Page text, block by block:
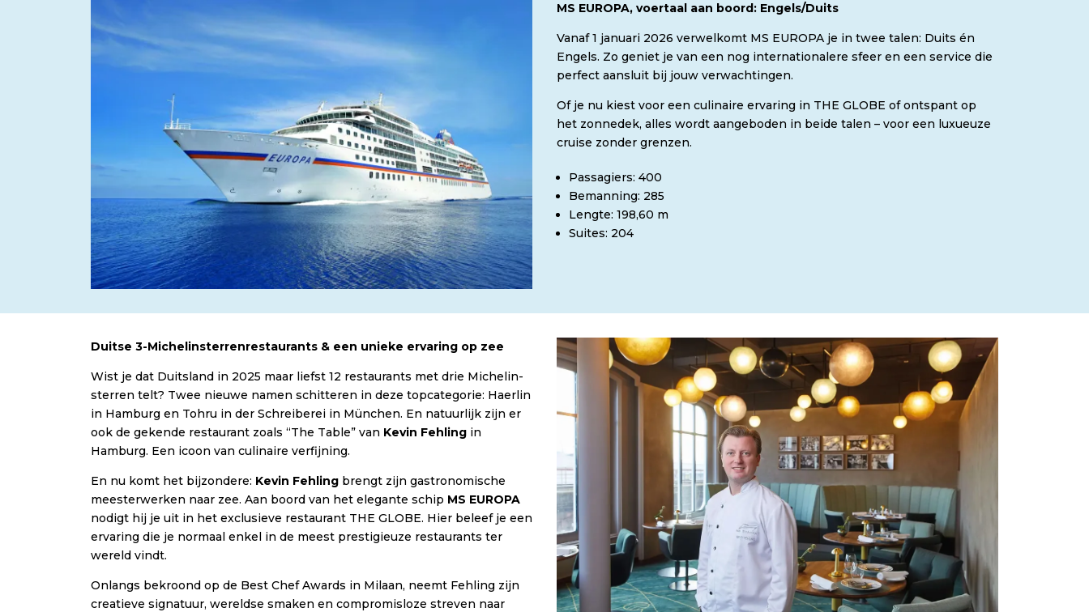
MS EUROPA, voertaal aan boord: Engels/Duits
Vanaf 1 januari 2026 verwelkomt MS EUROPA je in twee talen: Duits én
Engels. Zo geniet je van een nog internationalere sfeer en een service die
perfect aansluit bij jouw verwachtingen.
Of je nu kiest voor een culinaire ervaring in THE GLOBE of ontspant op
het zonnedek, alles wordt aangeboden in beide talen – voor een luxueuze
cruise zonder grenzen.
Passagiers: 400
Bemanning: 285
Lengte: 198,60 m
Suites: 204
Duitse 3-Michelinsterrenrestaurants & een unieke ervaring op zee
Wist je dat Duitsland in 2025 maar liefst 12 restaurants met drie Michelin-
sterren telt? Twee nieuwe namen schitteren in deze topcategorie: Haerlin
in Hamburg en Tohru in der Schreiberei in München. En natuurlijk zijn er
ook de gekende restaurant zoals “The Table” van Kevin Fehling in
Hamburg. Een icoon van culinaire verfijning.
En nu komt het bijzondere: Kevin Fehling brengt zijn gastronomische
meesterwerken naar zee. Aan boord van het elegante schip MS EUROPA
nodigt hij je uit in het exclusieve restaurant THE GLOBE. Hier beleef je een
ervaring die je normaal enkel in de meest prestigieuze restaurants ter
wereld vindt.
Onlangs bekroond op de Best Chef Awards in Milaan, neemt Fehling zijn
creatieve signatuur, wereldse smaken en compromisloze streven naar